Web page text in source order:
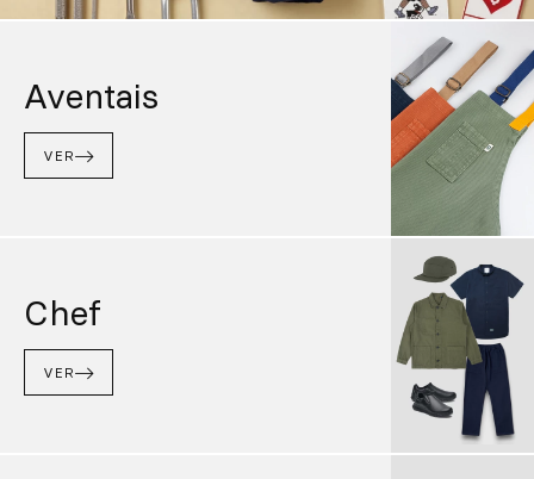
Aventais
VER
Chef
VER